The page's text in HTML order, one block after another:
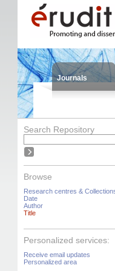
Journals
Search Repository
Browse
Research centres &
Date
Author
Title
Personalized services:
Receive email updates
Personalized area